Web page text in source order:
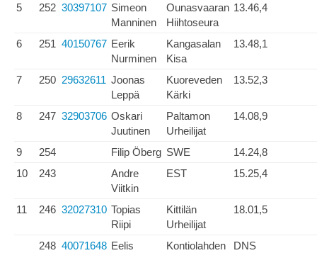
5 252 30397107 Simeon
Manninen
Ounasvaaran
Hiihtoseura
13.46,4
6 251 40150767 Eerik
Nurminen
Kangasalan
Kisa
13.48,1
7 250 29632611 Joonas
Leppä
Kuoreveden
Kärki
13.52,3
8 247 32903706 Oskari
Juutinen
Paltamon
Urheilijat
14.08,9
9 254 Filip Öberg SWE
14.24,8
10
243
Andre
Viitkin
EST 15.25,4
11 246 32027310 Topias
Riipi
Kittilän
Urheilijat
18.01,5
248 40071648 Eelis Kontiolahden DNS